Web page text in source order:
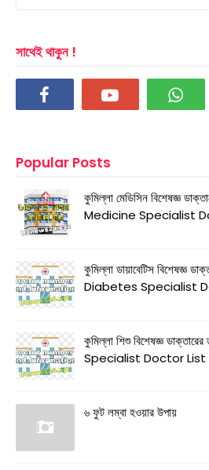
সাথেই থাকুন !
Popular Posts
কুমিল্লা মেডিসিন বিশেষজ্ঞ
Medicine Specialist
কুমিল্লা ডায়াবেটিস বিশেষজ্ঞ
Diabetes Specialist
কুমিল্লা শিশু বিশেষজ্ঞ
Specialist Doctor List
৬ ফুট লম্বা হওয়ার উপায়